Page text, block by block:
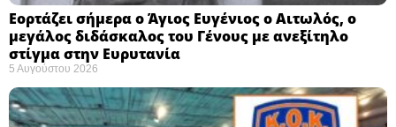
Εορτάζει σήμερα ο Άγιος Ευγένιος ο Αιτωλός, ο
μεγάλος διδάσκαλος του Γένους με ανεξίτηλο
στίγμα στην Ευρυτανία
5 Αυγούστου 2026